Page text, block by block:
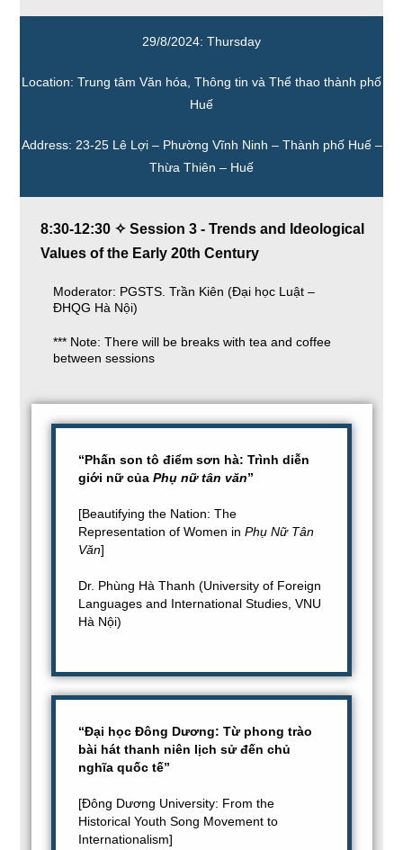
29/8/2024: Thursday
Location: Trung tâm Văn hóa, Thông tin và Thể thao thành phố
Huế
Address: 23-25 Lê Lợi – Phường Vĩnh Ninh – Thành phố Huế –
Thừa Thiên – Huế
8:30-12:30 ✧ Session 3 - Trends and Ideological
Values of the Early 20th Century
Moderator: PGSTS. Trần Kiên (Đại học Luật –
ĐHQG Hà Nội)
*** Note: There will be breaks with tea and coffee
between sessions
“Phấn son tô điểm sơn hà: Trình diễn
giới nữ của Phụ nữ tân văn”
[Beautifying the Nation: The
Representation of Women in Phụ Nữ Tân
Văn]
Dr. Phùng Hà Thanh (University of Foreign
Languages and International Studies, VNU
Hà Nội)
“Đại học Đông Dương: Từ phong trào
bài hát thanh niên lịch sử đến chủ
nghĩa quốc tế”
[Đông Dương University: From the
Historical Youth Song Movement to
Internationalism]